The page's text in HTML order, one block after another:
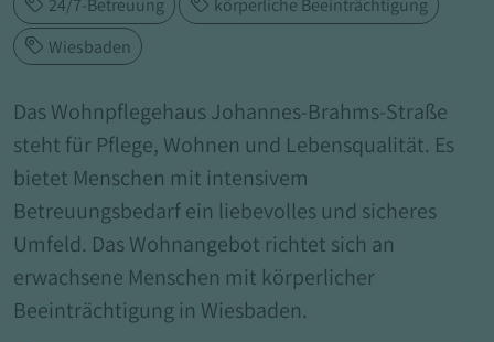
24/7-Betreuung
körperliche Beeinträchtigung
Wiesbaden
Das Wohnpflegehaus Johannes-Brahms-Straße
steht für Pflege, Wohnen und Lebensqualität. Es
bietet Menschen mit intensivem
Betreuungsbedarf ein liebevolles und sicheres
Umfeld. Das Wohnangebot richtet sich an
erwachsene Menschen mit körperlicher
Beeinträchtigung in Wiesbaden.